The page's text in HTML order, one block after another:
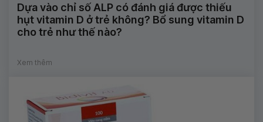
Dựa vào chỉ số ALP có đánh giá được thiếu
hụt vitamin D ở trẻ không? Bổ sung vitamin D
cho trẻ như thế nào?
Xem thêm